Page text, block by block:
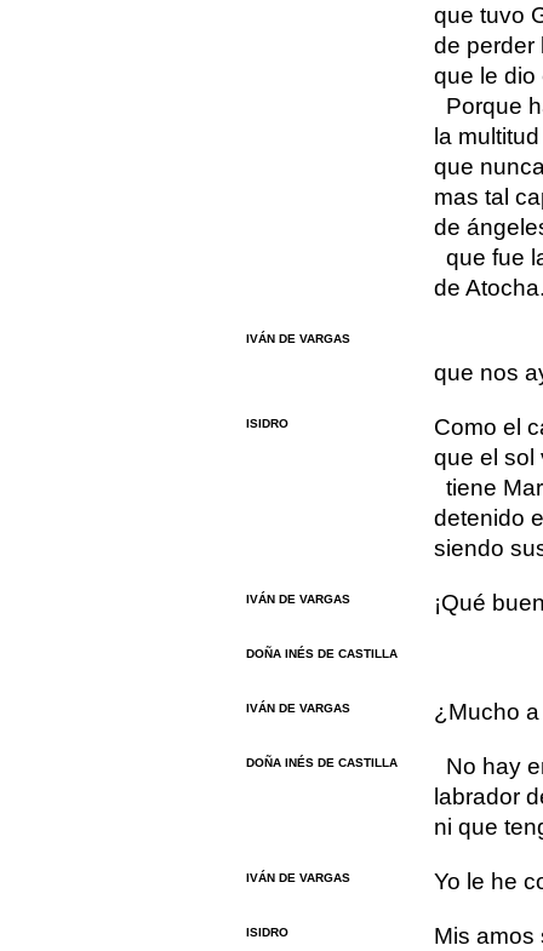
que tuvo
de perder
que le dio
Porque
la
que
mas tal
de
que fue
de
IVÁN DE VARGAS
que nos
ISIDRO
Como el
que el sol
tiene
detenido
siendo
IVÁN DE VARGAS ¡Qué
DOÑA INÉS DE CASTILLA
IVÁN DE VARGAS ¿Mucho
DOÑA INÉS DE CASTILLA
No hay
labrador
ni que
IVÁN DE VARGAS Yo le he
ISIDRO
Mis amos